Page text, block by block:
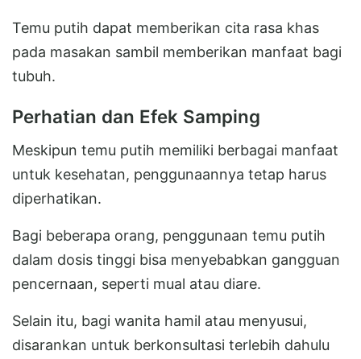
Temu putih dapat memberikan cita rasa khas
pada masakan sambil memberikan manfaat bagi
tubuh.
Perhatian dan Efek Samping
Meskipun temu putih memiliki berbagai manfaat
untuk kesehatan, penggunaannya tetap harus
diperhatikan.
Bagi beberapa orang, penggunaan temu putih
dalam dosis tinggi bisa menyebabkan gangguan
pencernaan, seperti mual atau diare.
Selain itu, bagi wanita hamil atau menyusui,
disarankan untuk berkonsultasi terlebih dahulu